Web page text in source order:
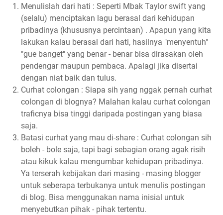
Menulislah dari hati : Seperti Mbak Taylor swift yang
(selalu) menciptakan lagu berasal dari kehidupan
pribadinya (khususnya percintaan) . Apapun yang kita
lakukan kalau berasal dari hati, hasilnya "menyentuh"
"gue banget" yang benar - benar bisa dirasakan oleh
pendengar maupun pembaca. Apalagi jika disertai
dengan niat baik dan tulus.
Curhat colongan : Siapa sih yang nggak pernah curhat
colongan di blognya? Malahan kalau curhat colongan
traficnya bisa tinggi daripada postingan yang biasa
saja.
Batasi curhat yang mau di-share : Curhat colongan sih
boleh - bole saja, tapi bagi sebagian orang agak risih
atau kikuk kalau mengumbar kehidupan pribadinya.
Ya terserah kebijakan dari masing - masing blogger
untuk seberapa terbukanya untuk menulis postingan
di blog. Bisa menggunakan nama inisial untuk
menyebutkan pihak - pihak tertentu.